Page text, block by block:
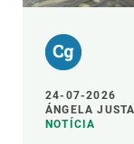
24-07-2026
ÁNGELA
NOTÍCIA